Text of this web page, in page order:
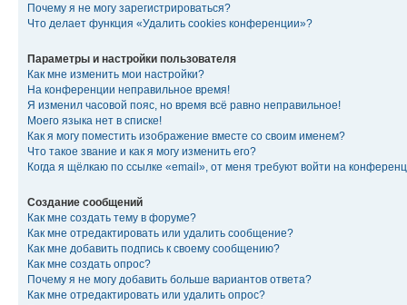
Почему я не могу зарегистрироваться?
Что делает функция «Удалить cookies конференции»?
Параметры и настройки пользователя
Как мне изменить мои настройки?
На конференции неправильное время!
Я изменил часовой пояс, но время всё равно неправильное!
Моего языка нет в списке!
Как я могу поместить изображение вместе со своим именем?
Что такое звание и как я могу изменить его?
Когда я щёлкаю по ссылке «email», от меня требуют войти на
Создание сообщений
Как мне создать тему в форуме?
Как мне отредактировать или удалить сообщение?
Как мне добавить подпись к своему сообщению?
Как мне создать опрос?
Почему я не могу добавить больше вариантов ответа?
Как мне отредактировать или удалить опрос?